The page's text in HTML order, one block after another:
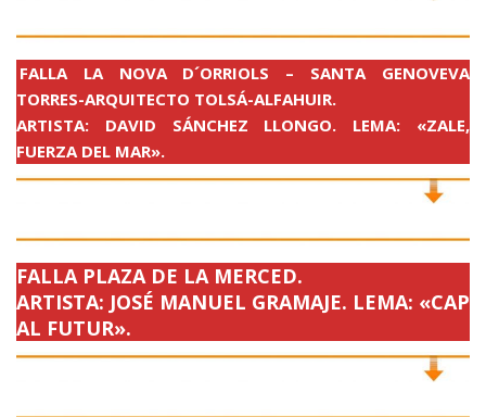
FALLA LA NOVA D´ORRIOLS – SANTA GENOVEVA
TORRES-ARQUITECTO TOLSÁ-ALFAHUIR.
ARTISTA: DAVID SÁNCHEZ LLONGO. LEMA: «ZALE,
FUERZA DEL MAR».
FALLA PLAZA DE LA MERCED.
ARTISTA: JOSÉ MANUEL GRAMAJE. LEMA: «CAP
AL FUTUR».